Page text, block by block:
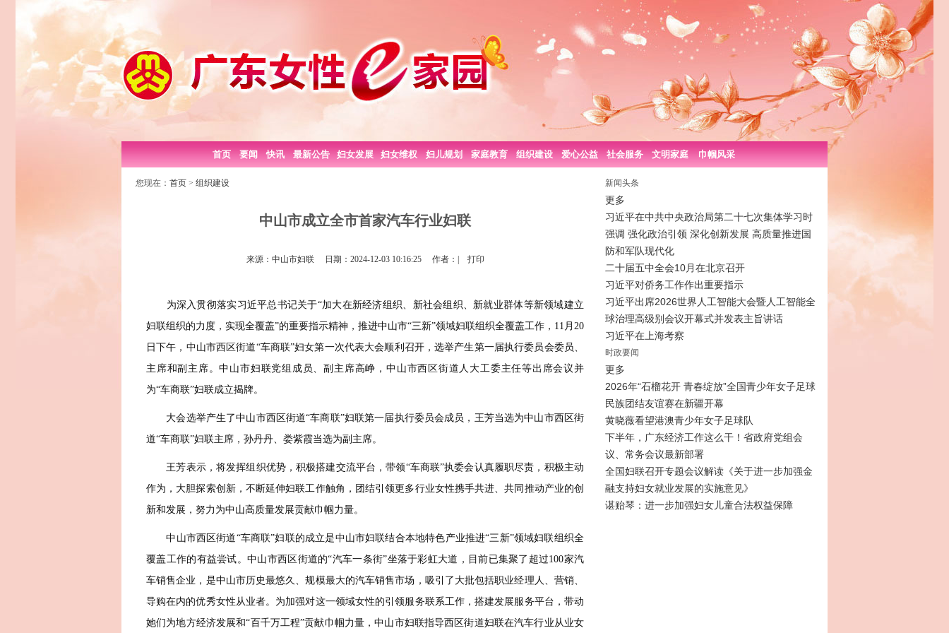
首页 要闻 快讯 最新公告 妇女发展 妇女维权 妇儿规划 家庭教育 组织建设 爱心公益 社会服务 文明家庭 巾帼风采
您现在： 首页 > 组织建设
中山市成立全市首家汽车行业妇联
来源：中山市妇联 日期：2024-12-03 10:16:25 作者：| 打印
为深入贯彻落实习近平总书记关于“加大在新经济组织、新社会组织、新就业群体等新领域建立
妇联组织的力度，实现全覆盖”的重要指示精神，推进中山市“三新”领域妇联组织全覆盖工作，11月20
日下午，中山市西区街道“车商联”妇女第一次代表大会顺利召开，选举产生第一届执行委员会委员、
主席和副主席。中山市妇联党组成员、副主席高峥，中山市西区街道人大工委主任等出席会议并
为“车商联”妇联成立揭牌。
大会选举产生了中山市西区街道“车商联”妇联第一届执行委员会成员，王芳当选为中山市西区街
道“车商联”妇联主席，孙丹丹、娄紫霞当选为副主席。
王芳表示，将发挥组织优势，积极搭建交流平台，带领“车商联”执委会认真履职尽责，积极主动
作为，大胆探索创新，不断延伸妇联工作触角，团结引领更多行业女性携手共进、共同推动产业的创
新和发展，努力为中山高质量发展贡献巾帼力量。
中山市西区街道“车商联”妇联的成立是中山市妇联结合本地特色产业推进“三新”领域妇联组织全
覆盖工作的有益尝试。中山市西区街道的“汽车一条街”坐落于彩虹大道，目前已集聚了超过100家汽
车销售企业，是中山市历史最悠久、规模最大的汽车销售市场，吸引了大批包括职业经理人、营销、
导购在内的优秀女性从业者。为加强对这一领域女性的引领服务联系工作，搭建发展服务平台，带动
她们为地方经济发展和“百千万工程”贡献巾帼力量，中山市妇联指导西区街道妇联在汽车行业从业女
新闻头条
更多
习近平在中共中央政治局第二十七次集体学习时
强调 强化政治引领 深化创新发展 高质量推进国
防和军队现代化
二十届五中全会10月在北京召开
习近平对侨务工作作出重要指示
习近平出席2026世界人工智能大会暨人工智能全
球治理高级别会议开幕式并发表主旨讲话
习近平在上海考察
时政要闻
更多
2026年“石榴花开 青春绽放”全国青少年女子足球
民族团结友谊赛在新疆开幕
黄晓薇看望港澳青少年女子足球队
下半年，广东经济工作这么干！省政府党组会
议、常务会议最新部署
全国妇联召开专题会议解读《关于进一步加强金
融支持妇女就业发展的实施意见》
谌贻琴：进一步加强妇女儿童合法权益保障